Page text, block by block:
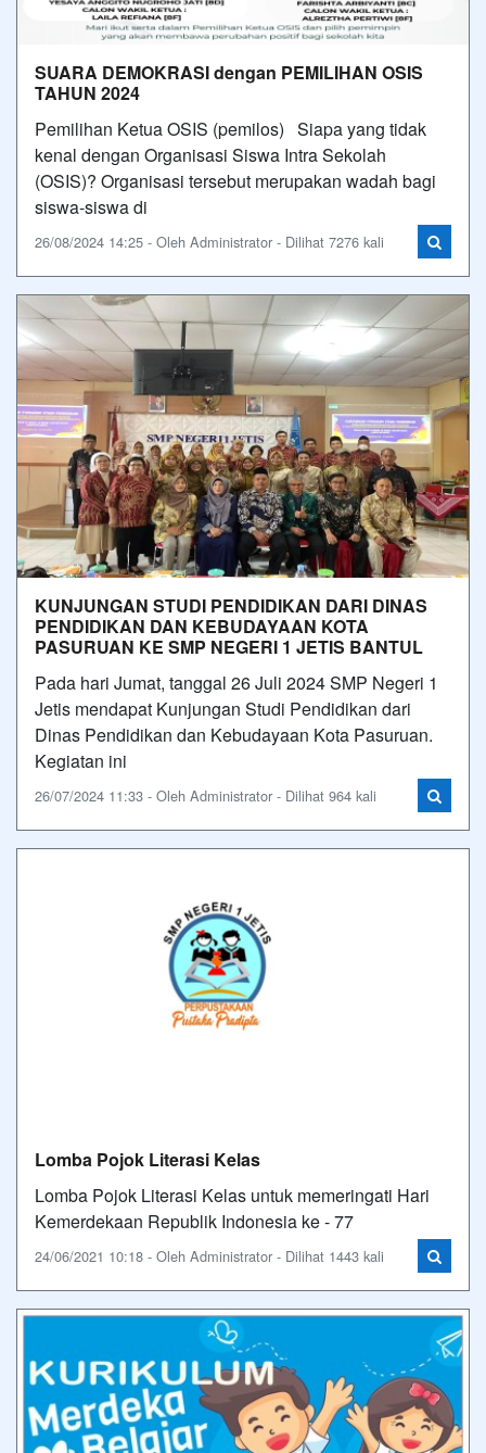
SUARA DEMOKRASI dengan PEMILIHAN OSIS
TAHUN 2024
Pemilihan Ketua OSIS (pemilos) Siapa yang tidak
kenal dengan Organisasi Siswa Intra Sekolah
(OSIS)? Organisasi tersebut merupakan wadah bagi
siswa-siswa di
26/08/2024 14:25 - Oleh Administrator - Dilihat 7276 kali
KUNJUNGAN STUDI PENDIDIKAN DARI DINAS
PENDIDIKAN DAN KEBUDAYAAN KOTA
PASURUAN KE SMP NEGERI 1 JETIS BANTUL
Pada hari Jumat, tanggal 26 Juli 2024 SMP Negeri 1
Jetis mendapat Kunjungan Studi Pendidikan dari
Dinas Pendidikan dan Kebudayaan Kota Pasuruan.
Kegiatan ini
26/07/2024 11:33 - Oleh Administrator - Dilihat 964 kali
Lomba Pojok Literasi Kelas
Lomba Pojok Literasi Kelas untuk memeringati Hari
Kemerdekaan Republik Indonesia ke - 77
24/06/2021 10:18 - Oleh Administrator - Dilihat 1443 kali